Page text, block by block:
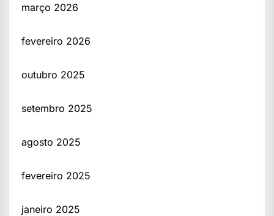
março 2026
fevereiro 2026
outubro 2025
setembro 2025
agosto 2025
fevereiro 2025
janeiro 2025